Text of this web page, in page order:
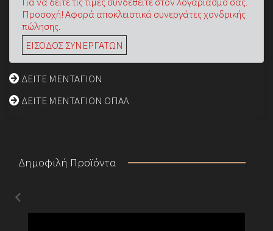
Προσοχή! Αφορά αποκλειστικά συνεργάτες χονδρικής
πώλησης.
ΕΙΣΟΔΟΣ ΣΥΝΕΡΓΑΤΩΝ
ΔΕΙΤΕ ΜΕΝΤΑΓΙΟΝ
ΔΕΙΤΕ ΜΕΝΤΑΓΙΟΝ ΟΠΑΛ
Δημοφιλή Προϊόντα